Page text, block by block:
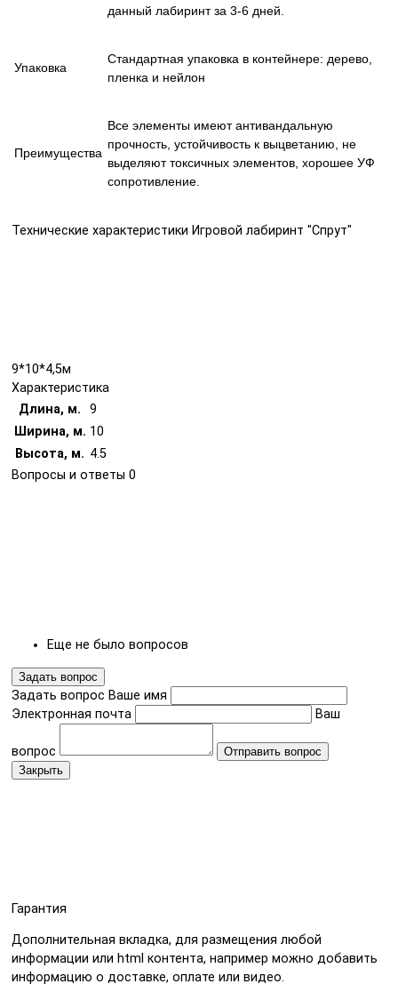
данный лабиринт за 3-6 дней.
Упаковка
Стандартная упаковка в контейнере: дерево,
пленка и нейлон
Преимущества
Все элементы имеют антивандальную
прочность, устойчивость к выцветанию, не
выделяют токсичных элементов, хорошее УФ
сопротивление.
Технические характеристики Игровой лабиринт "Спрут"
9*10*4,5м
Характеристика
Длина, м.
9
Ширина, м. 10
Высота, м. 4.5
Вопросы и ответы 0
Еще не было вопросов
Задать вопрос
Задать вопрос Ваше имя
Электронная почта
Ваш
вопрос
Отправить вопрос
Закрыть
Гарантия
Дополнительная вкладка, для размещения любой
информации или html контента, например можно добавить
информацию о доставке, оплате или видео.